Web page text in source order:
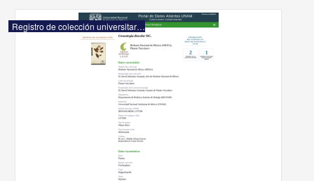
Registro de colección universitaria